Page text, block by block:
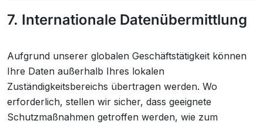
7. Internationale Datenübermittlung
Aufgrund unserer globalen Geschäftstätigkeit können
Ihre Daten außerhalb Ihres lokalen
Zuständigkeitsbereichs übertragen werden. Wo
erforderlich, stellen wir sicher, dass geeignete
Schutzmaßnahmen getroffen werden, wie zum